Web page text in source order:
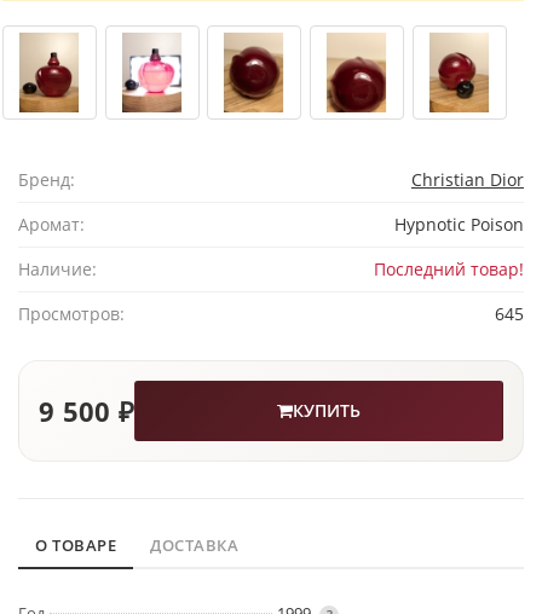
Бренд:
Christian Dior
Аромат:
Hypnotic Poison
Наличие:
Последний товар!
Просмотров:
645
9 500 ₽ КУПИТЬ
О ТОВАРЕ ДОСТАВКА